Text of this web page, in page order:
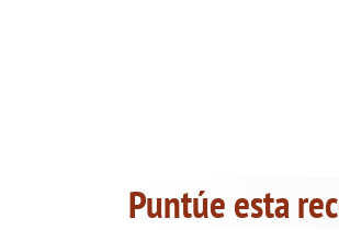
Puntúe esta